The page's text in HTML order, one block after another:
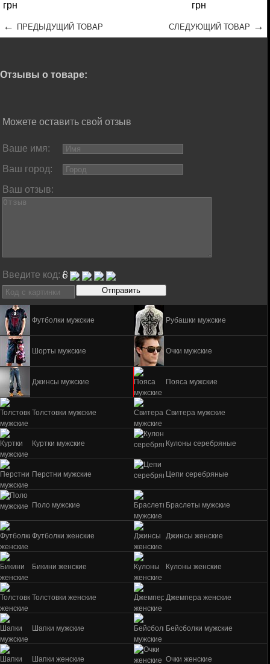
Футболки мужские Рубашки мужские
Шорты мужские Очки мужские
Джинсы мужские Пояса мужские
Толстовки мужские Свитера мужские
Куртки мужские Кулоны серебряные
Перстни мужские Цепи серебряные
Поло мужские Браслеты мужские
Футболки женские Джинсы женские
Бикини женские Кулоны женские
Толстовки женские Джемпера женские
Шапки мужские Бейсболки мужские
Шапки женские Очки женские
← ПРЕДЫДУЩИЙ ТОВАР СЛЕДУЮЩИЙ ТОВАР →
Отзывы о товаре:
Можете оставить свой отзыв
Ваше имя:
Ваш город:
Ваш отзыв:
Введите код: